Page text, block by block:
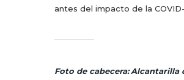
antes del impacto de la COVID-
Foto de cabecera:Alcantarilla